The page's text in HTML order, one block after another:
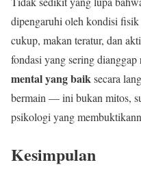
dipengaruhi oleh kondisi
cukup, makan teratur, dan
fondasi yang sering dianggap
mental yang baiksecara
bermain — ini bukan mitos,
psikologi yang
Kesimpulan